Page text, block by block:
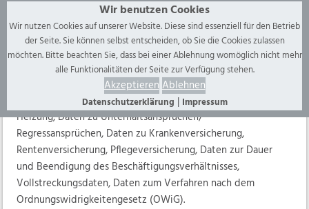
b) Daten zur Leistungsgewährung
Das sind beispielsweise:
Einkommensnachweise, Vermögensnachweise,
Leistungszeitraum, -höhe, -art, Bedarfe der Unterkunft und
Heizung, Daten zu Unterhaltsansprüchen/
Regressansprüchen, Daten zu Krankenversicherung,
Rentenversicherung, Pflegeversicherung, Daten zur Dauer
und Beendigung des Beschäftigungsverhältnisses,
Vollstreckungsdaten, Daten zum Verfahren nach dem
Ordnungswidrigkeitengesetz (OWiG).
Wir benutzen Cookies
Wir nutzen Cookies auf unserer Website. Diese sind essenziell für den Betrieb
der Seite. Sie können selbst entscheiden, ob Sie die Cookies zulassen
möchten. Bitte beachten Sie, dass bei einer Ablehnung womöglich nicht mehr
alle Funktionalitäten der Seite zur Verfügung stehen.
AkzeptierenAblehnen
Datenschutzerklärung | Impressum